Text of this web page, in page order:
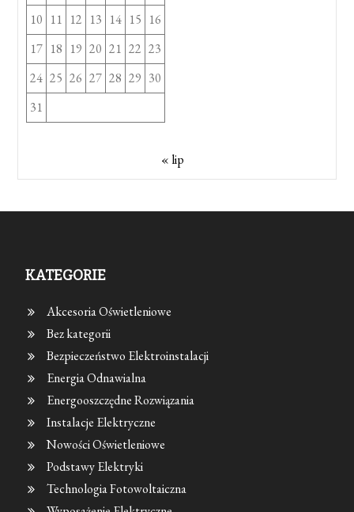
10 11 12 13 14 15 16
17 18 19 20 21 22 23
24 25 26 27 28 29 30
31
« lip
KATEGORIE
Akcesoria Oświetleniowe
Bez kategorii
Bezpieczeństwo Elektroinstalacji
Energia Odnawialna
Energooszczędne Rozwiązania
Instalacje Elektryczne
Nowości Oświetleniowe
Podstawy Elektryki
Technologia Fotowoltaiczna